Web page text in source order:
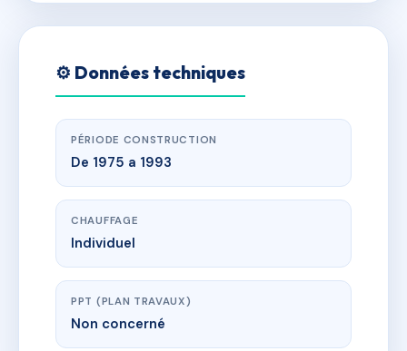
⚙️ Données techniques
PÉRIODE CONSTRUCTION
De 1975 a 1993
CHAUFFAGE
Individuel
PPT (PLAN TRAVAUX)
Non concerné